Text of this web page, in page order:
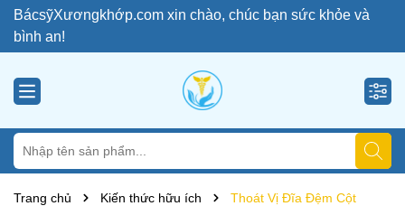
BácsỹXươngkhớp.com xin chào, chúc bạn sức khỏe và
bình an!
Trang chủ Kiến thức hữu ích
Thoát Vị Đĩa Đệm Cột